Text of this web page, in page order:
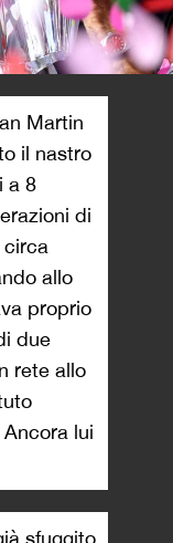
Martin
il nastro
a 8
di
circa
allo
proprio
due
rete allo
lui
sfuggito